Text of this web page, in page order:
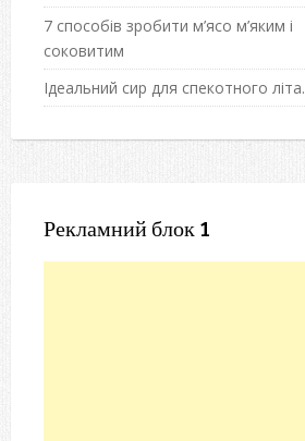
7 способів зробити м’ясо м’яким і
соковитим
Ідеальний сир для спекотного літа.
Рекламний блок 1